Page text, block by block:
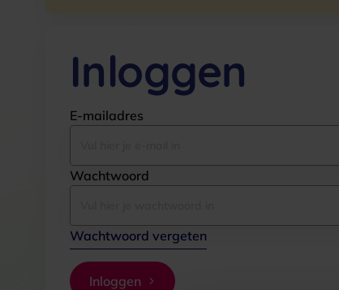
Inloggen
E-mailadres
Wachtwoord
Wachtwoord vergeten
Inloggen